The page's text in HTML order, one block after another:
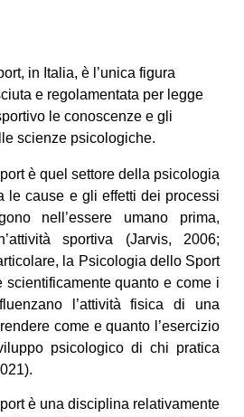
in Italia, è l’unica figura
e regolamentata per legge
le conoscenze e gli
scienze psicologiche.
è quel settore della psicologia
le cause e gli effetti dei processi
nell’essere umano prima,
sportiva (Jarvis, 2006;
la Psicologia dello Sport
quanto e come i
l’attività fisica di una
come e quanto l’esercizio
psicologico di chi pratica
è una disciplina relativamente